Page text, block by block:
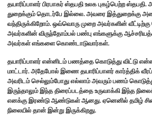
தயாரிப்பாளர் பிரபாகர் ஸ்தபதி உலக புகழ்பெற்ற
துறைக்கும் தொடர்பே இல்லை. அவரை இத்துறைக்கு
வந்திருக்கிறோம். ஒவ்வொரு முறை அவர்களின் வீட்டிற்கு
அவர்களின் விருந்தோம்பல் பண்பு எங்களுக்கு
அவர்கள் எங்களை கொண்டாடுவார்கள்.
தயாரிப்பாளர் என்னிடம் பணத்தை கொடுத்து விட்டு
மாட்டார். அதேபோல் இணை தயாரிப்பாளர் கார்த்திக்
அவரிடம் செல்லும்போது எல்லாம் அவரும் பணம்
இருந்தாலும் இந்த திரைப்படத்தை உருவாக்கி இந்த
எனக்கு இரண்டு ஆண்டுகள் ஆனது. ஏனெனில் தமிழ்
நிலையில் தான் இன்று இருக்கிறது.